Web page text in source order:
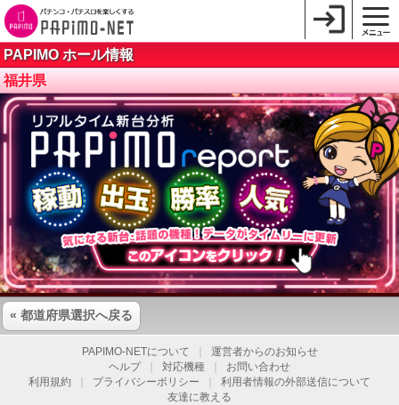
PAPIMO ホール情報
福井県
« 都道府県選択へ戻る
PAPIMO-NETについて
運営者からのお知らせ
ヘルプ
対応機種
お問い合わせ
利用規約
プライバシーポリシー
利用者情報の外部送信について
友達に教える